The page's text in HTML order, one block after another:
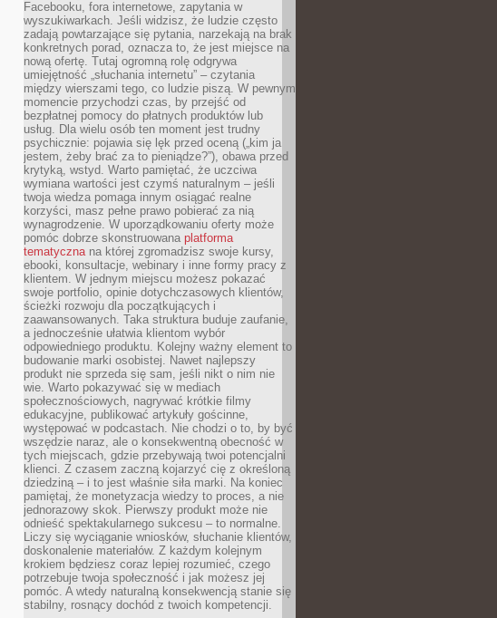
Facebooku, fora internetowe, zapytania w
wyszukiwarkach. Jeśli widzisz, że ludzie często
zadają powtarzające się pytania, narzekają na brak
konkretnych porad, oznacza to, że jest miejsce na
nową ofertę. Tutaj ogromną rolę odgrywa
umiejętność „słuchania internetu” – czytania
między wierszami tego, co ludzie piszą. W pewnym
momencie przychodzi czas, by przejść od
bezpłatnej pomocy do płatnych produktów lub
usług. Dla wielu osób ten moment jest trudny
psychicznie: pojawia się lęk przed oceną („kim ja
jestem, żeby brać za to pieniądze?”), obawa przed
krytyką, wstyd. Warto pamiętać, że uczciwa
wymiana wartości jest czymś naturalnym – jeśli
twoja wiedza pomaga innym osiągać realne
korzyści, masz pełne prawo pobierać za nią
wynagrodzenie. W uporządkowaniu oferty może
pomóc dobrze skonstruowana platforma
tematycznana której zgromadzisz swoje kursy,
ebooki, konsultacje, webinary i inne formy pracy z
klientem. W jednym miejscu możesz pokazać
swoje portfolio, opinie dotychczasowych klientów,
ścieżki rozwoju dla początkujących i
zaawansowanych. Taka struktura buduje zaufanie,
a jednocześnie ułatwia klientom wybór
odpowiedniego produktu. Kolejny ważny element to
budowanie marki osobistej. Nawet najlepszy
produkt nie sprzeda się sam, jeśli nikt o nim nie
wie. Warto pokazywać się w mediach
społecznościowych, nagrywać krótkie filmy
edukacyjne, publikować artykuły gościnne,
występować w podcastach. Nie chodzi o to, by być
wszędzie naraz, ale o konsekwentną obecność w
tych miejscach, gdzie przebywają twoi potencjalni
klienci. Z czasem zaczną kojarzyć cię z określoną
dziedziną – i to jest właśnie siła marki. Na koniec
pamiętaj, że monetyzacja wiedzy to proces, a nie
jednorazowy skok. Pierwszy produkt może nie
odnieść spektakularnego sukcesu – to normalne.
Liczy się wyciąganie wniosków, słuchanie klientów,
doskonalenie materiałów. Z każdym kolejnym
krokiem będziesz coraz lepiej rozumieć, czego
potrzebuje twoja społeczność i jak możesz jej
pomóc. A wtedy naturalną konsekwencją stanie się
stabilny, rosnący dochód z twoich kompetencji.